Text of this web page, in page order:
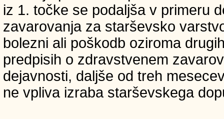
iz 1. točke se podaljša v primeru
zavarovanja za starševsko
bolezni ali poškodb oziroma
predpisih o zdravstvenem
dejavnosti, daljše od treh
ne vpliva izraba starševskega